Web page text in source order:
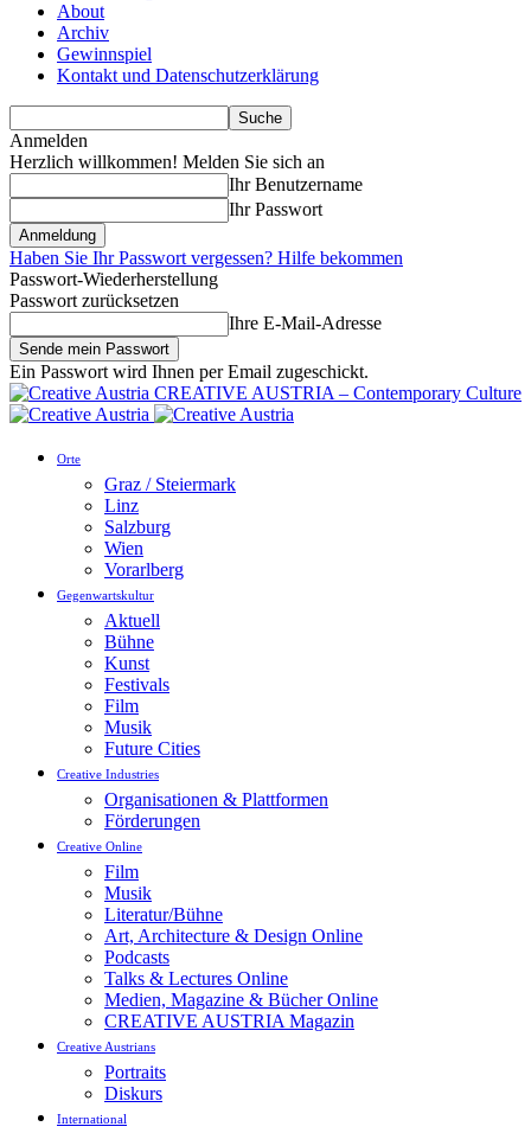
About
Archiv
Gewinnspiel
Kontakt und Datenschutzerklärung
Anmelden
Herzlich willkommen! Melden Sie sich an
Ihr Benutzername
Ihr Passwort
Haben Sie Ihr Passwort vergessen? Hilfe bekommen
Passwort-Wiederherstellung
Passwort zurücksetzen
Ihre E-Mail-Adresse
Ein Passwort wird Ihnen per Email zugeschickt.
CREATIVE AUSTRIA – Contemporary Culture
Orte
Graz / Steiermark
Linz
Salzburg
Wien
Vorarlberg
Gegenwartskultur
Aktuell
Bühne
Kunst
Festivals
Film
Musik
Future Cities
Creative Industries
Organisationen & Plattformen
Förderungen
Creative Online
Film
Musik
Literatur/Bühne
Art, Architecture & Design Online
Podcasts
Talks & Lectures Online
Medien, Magazine & Bücher Online
CREATIVE AUSTRIA Magazin
Creative Austrians
Portraits
Diskurs
International